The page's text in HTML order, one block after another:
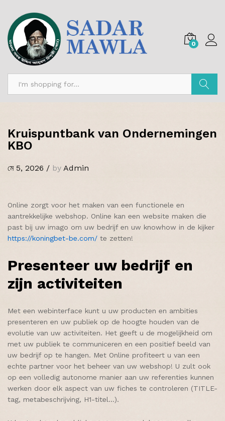
0
Kruispuntbank van Ondernemingen
KBO
মে 5, 2026 / by Admin
Online zorgt voor het maken van een functionele en
aantrekkelijke webshop. Online kan een website maken die
past bij uw imago om uw bedrijf en uw knowhow in de kijker
https://koningbet-be.com/ te zetten!
Presenteer uw bedrijf en
zijn activiteiten
Met een webinterface kunt u uw producten en ambities
presenteren en uw publiek op de hoogte houden van de
evolutie van uw activiteiten. Het geeft u de mogelijkheid om
met uw publiek te communiceren en een positief beeld van
uw bedrijf op te hangen. Met Online profiteert u van een
echte partner voor het beheer van uw webshop! U zult ook
op een volledig autonome manier aan uw referenties kunnen
werken door elk aspect van uw fiches te controleren (TITLE-
tag, metabeschrijving, H1-titel…).